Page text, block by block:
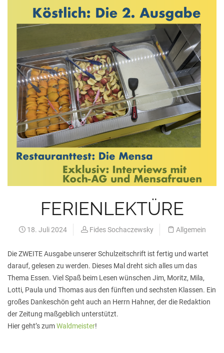
FERIENLEKTÜRE
18. Juli 2024 Fides Sochaczewsky Allgemein
Die ZWEITE Ausgabe unserer Schulzeitschrift ist fertig und wartet
darauf, gelesen zu werden. Dieses Mal dreht sich alles um das
Thema Essen. Viel Spaß beim Lesen wünschen Jim, Moritz, Mila,
Lotti, Paula und Thomas aus den fünften und sechsten Klassen. Ein
großes Dankeschön geht auch an Herrn Hahner, der die Redaktion
der Zeitung maßgeblich unterstützt.
Hier geht’s zumWaldmeister!